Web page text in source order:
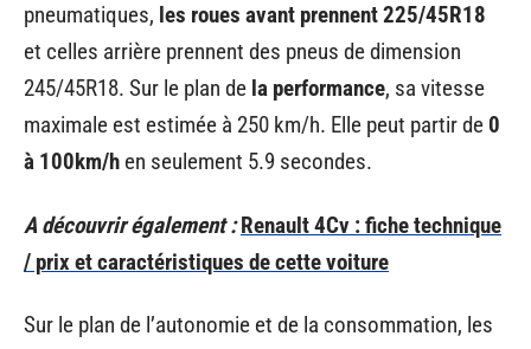
pneumatiques, les roues avant prennent 225/45R18
et celles arrière prennent des pneus de dimension
245/45R18. Sur le plan de la performance, sa vitesse
maximale est estimée à 250 km/h. Elle peut partir de0
à 100km/h en seulement 5.9 secondes.
A découvrir également : Renault 4Cv : fiche technique
/ prix et caractéristiques de cette voiture
Sur le plan de l’autonomie et de la consommation, les